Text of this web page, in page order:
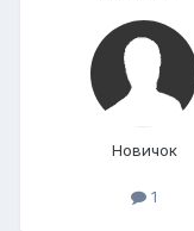
Новичок
1